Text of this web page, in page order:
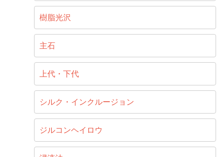
樹脂光沢
主石
上代・下代
シルク・インクルージョン
ジルコンヘイロウ